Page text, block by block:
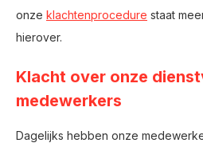
onze klachtenprocedure staat
hierover.
Klacht over onze
medewerkers
Dagelijks hebben onze